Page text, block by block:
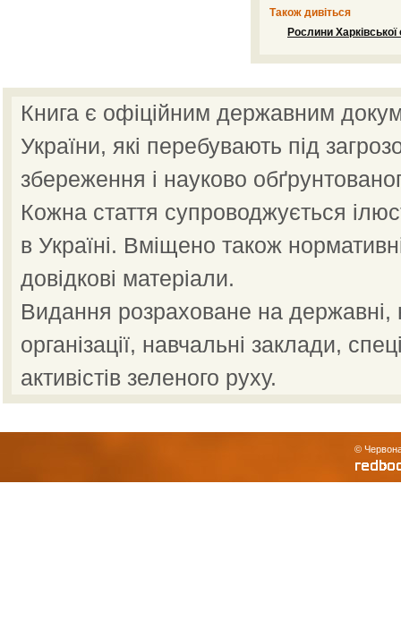
Також дивіться
Рослини Харківської
Книга є офіційним державним
України, які перебувають під
збереження і науково
Кожна стаття супроводжується
в Україні. Вміщено також
довідкові матеріали.
Видання розраховане на державні,
організації, навчальні заклади,
активістів зеленого руху.
©